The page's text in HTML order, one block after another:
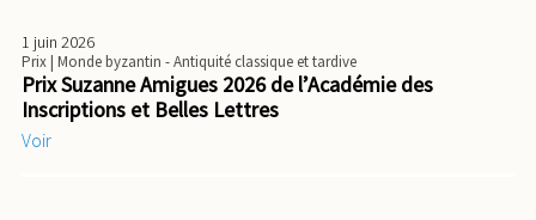
1 juin 2026
Prix| Monde byzantin - Antiquité classique et tardive
Prix Suzanne Amigues 2026 de l’Académie des
Inscriptions et Belles Lettres
Voir